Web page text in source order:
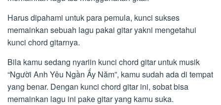
Harus dipahami untuk para pemula, kunci sukses
memainkan sebuah lagu pakai gitar yakni mengetahui
kunci chord gitarnya.
Bila kamu sedang nyariin kunci chord gitar untuk musik
“Người Anh Yêu Ngần Ấy Năm”, kamu sudah ada di tempat
yang benar. Dengan kunci chord gitar ini, sobat bisa
memainkan lagu ini pake gitar yang kamu suka.